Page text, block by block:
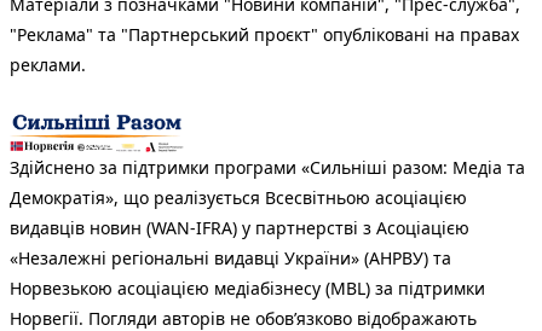
"Реклама" та "Партнерський проєкт" опубліковані на правах
реклами.
Здійснено за підтримки програми «Сильніші разом: Медіа та
Демократія», що реалізується Всесвітньою асоціацією
видавців новин (WAN-IFRA) у партнерстві з Асоціацією
«Незалежні регіональні видавці України» (АНРВУ) та
Норвезькою асоціацією медіабізнесу (MBL) за підтримки
Норвегії. Погляди авторів не обов’язково відображають